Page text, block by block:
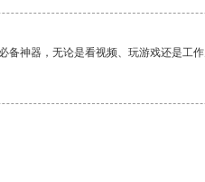
备神器，无论是看视频、玩游戏还是工